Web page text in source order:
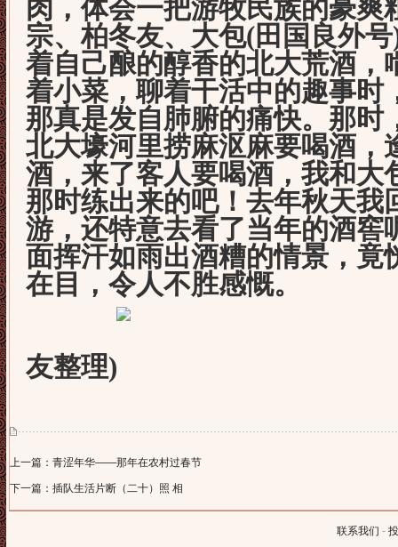
肉，体会一把游牧民族的豪爽
宗、柏冬友、大包(田国良外
着自己酿的醇香的北大荒酒，
着小菜，聊着干活中的趣事时
那真是发自肺腑的痛快。那时
北大壕河里捞麻沤麻要喝酒，
酒，来了客人要喝酒，我和大
那时练出来的吧！去年秋天我
游，还特意去看了当年的酒窖
面挥汗如雨出酒糟的情景，竟
在目，令人不胜感慨。
友整理)
上一篇：青涩年华——那年在农村过春节
下一篇：插队生活片断（二十）照 相
联系我们 -